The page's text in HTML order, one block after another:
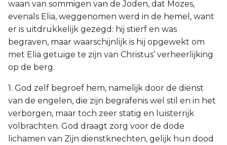
waan van sommigen van de Joden, dat Mozes,
evenals Elia, weggenomen werd in de hemel, want
er is uitdrukkelijk gezegd: hij stierf en was
begraven, maar waarschijnlijk is hij opgewekt om
met Elia getuige te zijn van Christus’ verheerlijking
op de berg.
1. God zelf begroef hem, namelijk door de dienst
van de engelen, die zijn begrafenis wel stil en in het
verborgen, maar toch zeer statig en luisterrijk
volbrachten. God draagt zorg voor de dode
lichamen van Zijn dienstknechten, gelijk hun dood